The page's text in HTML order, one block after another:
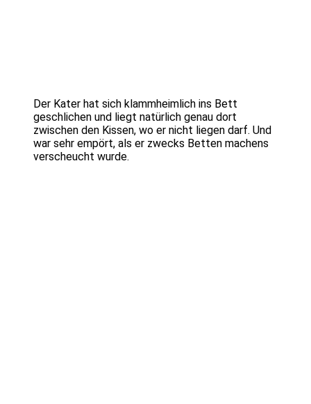
Der Kater hat sich klammheimlich ins Bett
geschlichen und liegt natürlich genau dort
zwischen den Kissen, wo er nicht liegen darf. Und
war sehr empört, als er zwecks Betten machens
verscheucht wurde.